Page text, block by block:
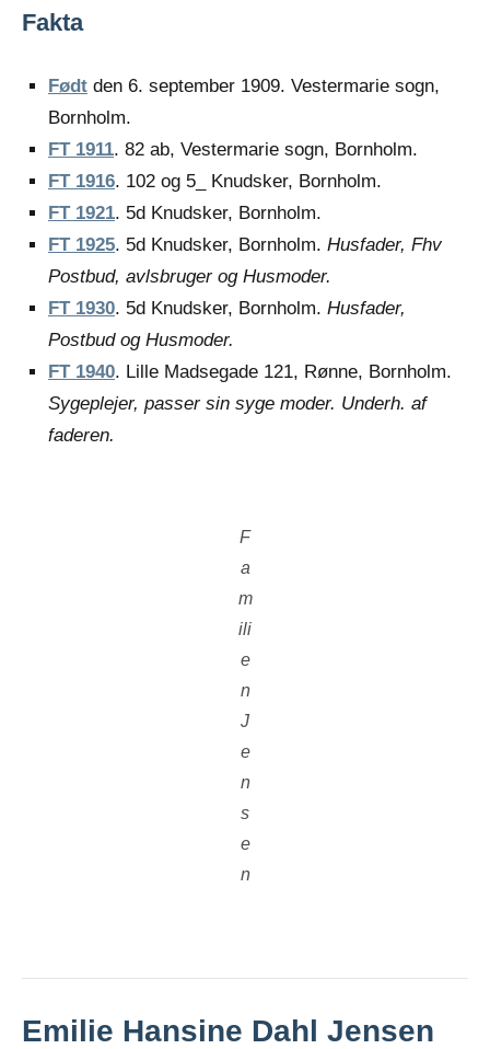
Fakta
Født den 6. september 1909. Vestermarie sogn,
Bornholm.
FT 1911. 82 ab, Vestermarie sogn, Bornholm.
FT 1916. 102 og 5_ Knudsker, Bornholm.
FT 1921. 5d Knudsker, Bornholm.
FT 1925. 5d Knudsker, Bornholm. Husfader, Fhv
Postbud, avlsbruger og Husmoder.
FT 1930. 5d Knudsker, Bornholm. Husfader,
Postbud og Husmoder.
FT 1940. Lille Madsegade 121, Rønne, Bornholm.
Sygeplejer, passer sin syge moder. Underh. af
faderen.
F
a
m
ili
e
n
J
e
n
s
e
n
Emilie Hansine Dahl Jensen